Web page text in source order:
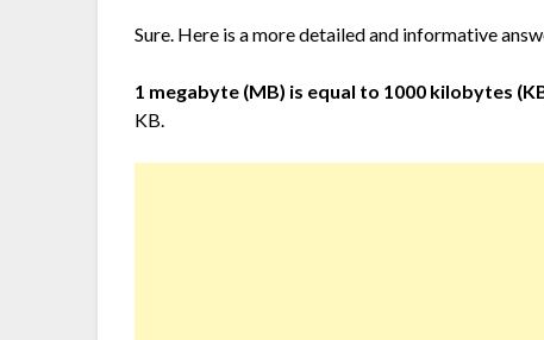
Sure. Here is a more detailed and informative
1 megabyte (MB) is equal to 1000 kilobytes
KB.